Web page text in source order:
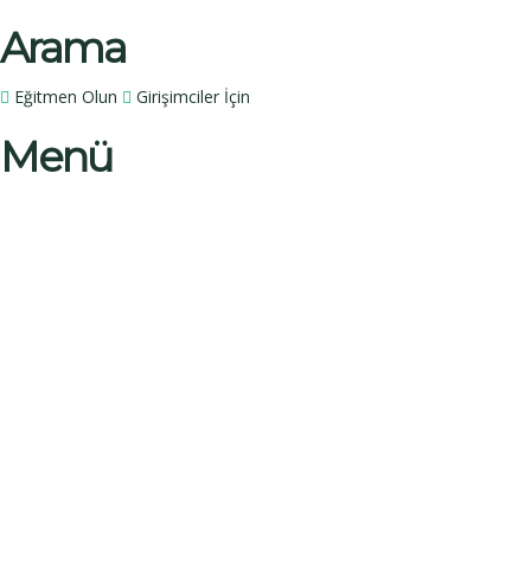
Arama
Eğitmen Olun Girişimciler İçin
Menü